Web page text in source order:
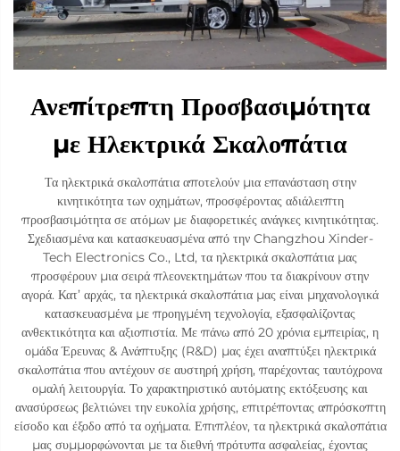
Ανεπίτρεπτη Προσβασιμότητα
με Ηλεκτρικά Σκαλοπάτια
Τα ηλεκτρικά σκαλοπάτια αποτελούν μια επανάσταση στην
κινητικότητα των οχημάτων, προσφέροντας αδιάλειπτη
προσβασιμότητα σε ατόμων με διαφορετικές ανάγκες κινητικότητας.
Σχεδιασμένα και κατασκευασμένα από την Changzhou Xinder-
Tech Electronics Co., Ltd, τα ηλεκτρικά σκαλοπάτια μας
προσφέρουν μια σειρά πλεονεκτημάτων που τα διακρίνουν στην
αγορά. Κατ’ αρχάς, τα ηλεκτρικά σκαλοπάτια μας είναι μηχανολογικά
κατασκευασμένα με προηγμένη τεχνολογία, εξασφαλίζοντας
ανθεκτικότητα και αξιοπιστία. Με πάνω από 20 χρόνια εμπειρίας, η
ομάδα Έρευνας & Ανάπτυξης (R&D) μας έχει αναπτύξει ηλεκτρικά
σκαλοπάτια που αντέχουν σε αυστηρή χρήση, παρέχοντας ταυτόχρονα
ομαλή λειτουργία. Το χαρακτηριστικό αυτόματης εκτόξευσης και
ανασύρσεως βελτιώνει την ευκολία χρήσης, επιτρέποντας απρόσκοπτη
είσοδο και έξοδο από τα οχήματα. Επιπλέον, τα ηλεκτρικά σκαλοπάτια
μας συμμορφώνονται με τα διεθνή πρότυπα ασφαλείας, έχοντας